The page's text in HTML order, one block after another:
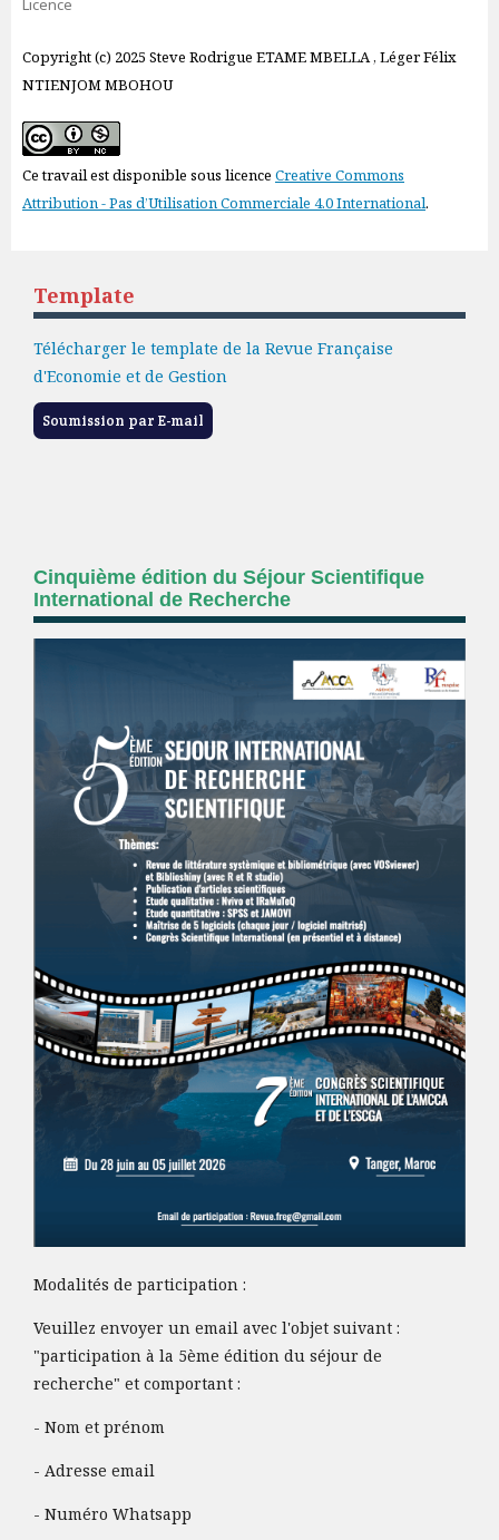
Licence
Copyright (c) 2025 Steve Rodrigue ETAME MBELLA , Léger Félix
NTIENJOM MBOHOU
Ce travail est disponible sous licence Creative Commons
Attribution - Pas d’Utilisation Commerciale 4.0 International.
Template
Télécharger le template de la Revue Française
d'Economie et de Gestion
Soumission par E-mail
Cinquième édition du Séjour Scientifique
International de Recherche
Modalités de participation :
Veuillez envoyer un email avec l'objet suivant :
"participation à la 5ème édition du séjour de
recherche" et comportant :
- Nom et prénom
- Adresse email
- Numéro Whatsapp